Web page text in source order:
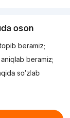
oson
beramiz;
beramiz;
so‘zlab